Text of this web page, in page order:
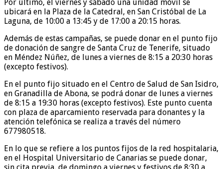
Por último, el viernes y sábado una unidad móvil se
ubicará en la Plaza de la Catedral, en San Cristóbal de La
Laguna, de 10:00 a 13:45 y de 17:00 a 20:15 horas.
Además de estas campañas, se puede donar en el punto fijo
de donación de sangre de Santa Cruz de Tenerife, situado
en Méndez Núñez, de lunes a viernes de 8:15 a 20:30 horas
(excepto festivos).
En el punto fijo situado en el Centro de Salud de San Isidro,
en Granadilla de Abona, se podrá donar de lunes a viernes
de 8:15 a 19:30 horas (excepto festivos). Este punto cuenta
con plaza de aparcamiento reservada para donantes y la
atención telefónica se realiza a través del número
677980518.
En lo que se refiere a los puntos fijos de la red hospitalaria,
en el Hospital Universitario de Canarias se puede donar,
sin cita previa, de domingo a viernes y festivos de 8:30 a